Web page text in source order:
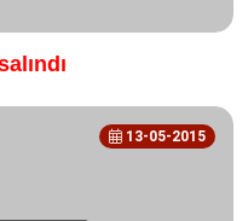
13-05-2015